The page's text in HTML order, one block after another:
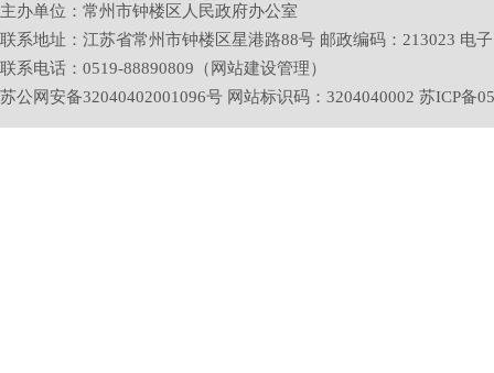
主办单位：常州市钟楼区人民政府办公室
联系地址：江苏省常州市钟楼区星港路88号 邮政编码：213023 电
联系电话：0519-88890809（网站建设管理）
苏公网安备32040402001096号 网站标识码：3204040002 苏ICP备